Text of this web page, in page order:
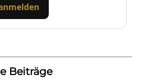
Beiträge